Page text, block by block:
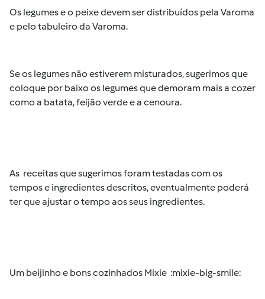
Os legumes e o peixe devem ser distribuídos pela Varoma
e pelo tabuleiro da Varoma.
Se os legumes não estiverem misturados, sugerimos que
coloque por baixo os legumes que demoram mais a cozer
como a batata, feijão verde e a cenoura.
As receitas que sugerimos foram testadas com os
tempos e ingredientes descritos, eventualmente poderá
ter que ajustar o tempo aos seus ingredientes.
Um beijinho e bons cozinhados Mixie :mixie-big-smile: